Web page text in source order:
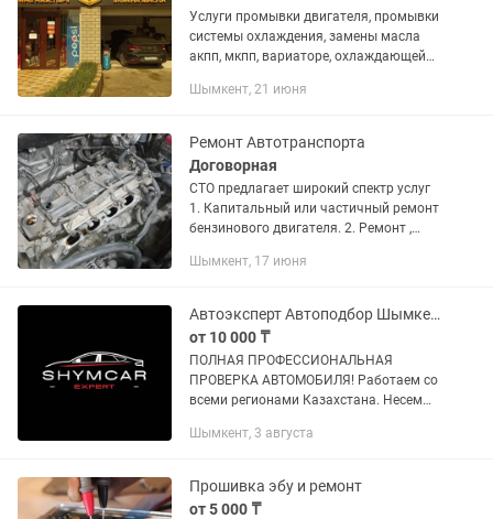
Услуги промывки двигателя, промывки
системы охлаждения, замены масла
акпп, мкпп, вариаторе, охлаждающей
масла германия 1л=3500тги выше.
Шымкент, 21 июня
Ремонт Автотранспорта
Договорная
СТО предлагает широкий спектр услуг
1. Капитальный или частичный ремонт
бензинового двигателя. 2. Ремонт ,
Проточка тормозных дисков на спец.
Шымкент, 17 июня
Автоэксперт Автоподбор Шымкент
от 10 000 ₸
ПОЛНАЯ ПРОФЕССИОНАЛЬНАЯ
ПРОВЕРКА АВТОМОБИЛЯ! Работаем со
всеми регионами Казахстана. Несем
проделанную работу! Гарантируем
Проверка ЛКП,...
Шымкент, 3 августа
Прошивка эбу и ремонт
от 5 000 ₸